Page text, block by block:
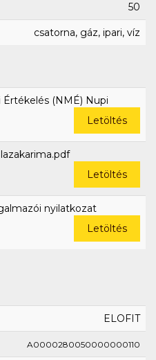
50
csatorna, gáz, ipari, víz
(NMÉ) Nupi
Letöltés
Letöltés
nyilatkozat
Letöltés
ELOFIT
A0000280050000000110